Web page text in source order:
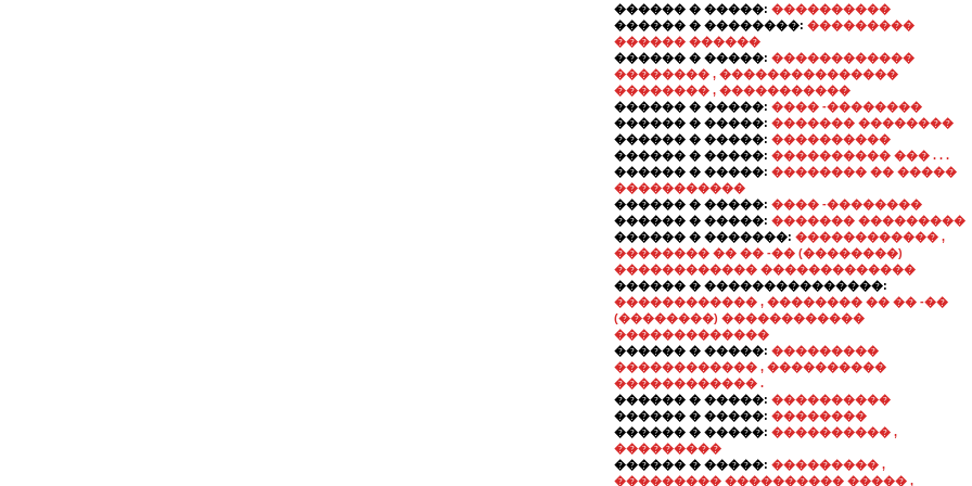
������ � �����: ����������
������ � ��������: ���������
������ ������
������ � �����: ������������
�������� , ���������������
�������� , �����������
������ � �����: ���� -��������
������ � �����: ������� ��������
������ � �����: ����������
������ � �����: ���������� ��� . . .
������ � �����: �������� �� �����
�����������
������ � �����: ���� -��������
������ � �����: ������� ���������
������ � �������: ������������ ,
�������� �� �� -�� (��������)
������������ �������������
������ � ���������������:
������������ , �������� �� �� -��
(��������) ������������
�������������
������ � �����: ���������
������������ , ����������
������������ .
������ � �����: ����������
������ � �����: ��������
������ � �����: ���������� ,
���������
������ � �����: ��������� ,
��������� ���������� ����� ,